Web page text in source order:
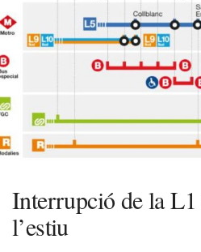
Interrupció de la
l’estiu